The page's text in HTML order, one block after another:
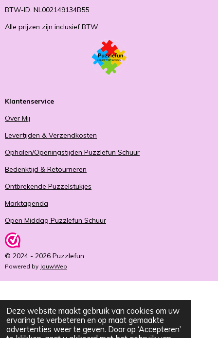
Deze website maakt gebruik van cookies om uw
ervaring te verbeteren en op maat gemaakte
advertenties weer te geven. Door op ‘Accepteren’
BTW-ID: NL002149134B55
Alle prijzen zijn inclusief BTW
Klantenservice
Over Mij
Levertijden & Verzendkosten
Ophalen/Openingstijden Puzzlefun Schuur
Bedenktijd & Retourneren
Ontbrekende Puzzelstukjes
Marktagenda
Open Middag Puzzlefun Schuur
© 2024 - 2026 Puzzlefun
Powered by JouwWeb